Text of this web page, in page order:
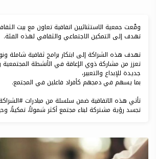
وقّعت جمعية الاستثنائيين اتفاقية تعاون مع بيت
تهدف إلى التمكين الاجتماعي والثقافي لهذه الفئة.
تهدف هذه الشراكة إلى ابتكار برامج ثقافية شاملة
تعزز من مشاركة ذوي الإعاقة في الأنشطة المجتمعية
جديدة للإبداع والتعبير،
بما يسهم في دمجهم كأفراد فاعلين في المجتمع.
تأتي هذه الاتفاقية ضمن سلسلة من مبادرات
تجسد رؤية مشتركة لبناء مجتمع أكثر شمولاً، تمكيناً،